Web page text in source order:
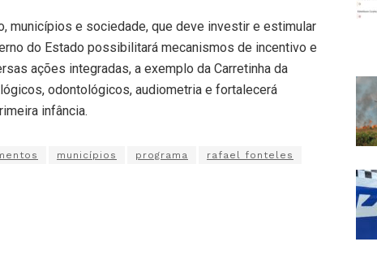
municípios e sociedade, que deve investir e estimular
do Estado possibilitará mecanismos de incentivo e
ações integradas, a exemplo da Carretinha da
odontológicos, audiometria e fortalecerá
infância.
municípios programa rafael fonteles